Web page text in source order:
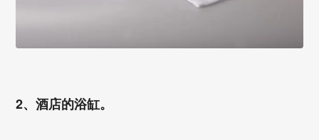
2、酒店的浴缸。